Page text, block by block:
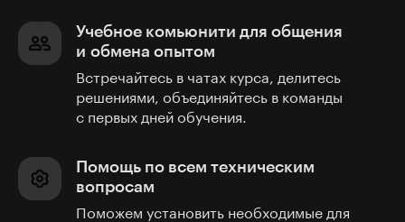
Учебное комьюнити для общения
и обмена опытом
Встречайтесь в чатах курса, делитесь
решениями, объединяйтесь в команды
с первых дней обучения.
Помощь по всем техническим
вопросам
Поможем установить необходимые для